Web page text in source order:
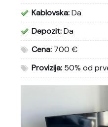
Kablovska:Da
Depozit:Da
Cena: 700 €
Provizija: 50% od